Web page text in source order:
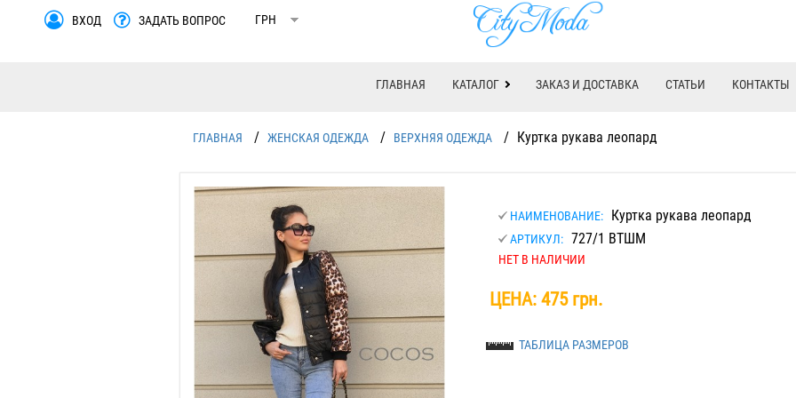
ВХОД ЗАДАТЬ ВОПРОС
ГЛАВНАЯ КАТАЛОГ ЗАКАЗ И ДОСТАВКА СТАТЬИ КОНТАКТЫ
ГЛАВНАЯ / ЖЕНСКАЯ ОДЕЖДА / ВЕРХНЯЯ ОДЕЖДА / Куртка рукава леопард
НАИМЕНОВАНИЕ: Куртка рукава леопард
АРТИКУЛ: 727/1 ВТШМ
НЕТ В НАЛИЧИИ
ЦЕНА: 475 грн.
ТАБЛИЦА РАЗМЕРОВ